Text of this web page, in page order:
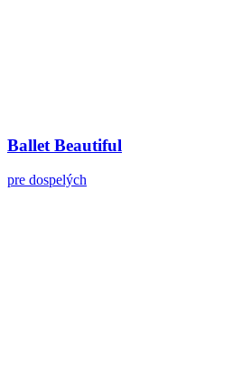
Ballet Beautiful
pre dospelých